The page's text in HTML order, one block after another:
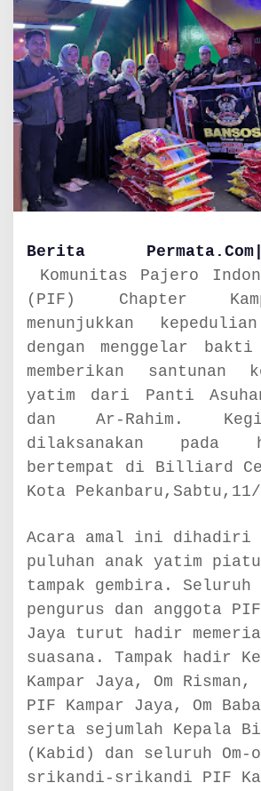
r
b
a
g
i
K
e
b
a
h
a
n
w
a
k
t
S
s
a
l
(
e
n
r
i
k
r
Berita
Komunitas Pajero
(PIF) Chapter
menunjukkan
dengan menggelar
memberikan santunan
yatim dari Panti Asuhan
dan Ar-Rahim.
dilaksanakan
bertempat di Billiard
Kota
Acara amal ini dihadiri
puluhan anak yatim
tampak gembira.
pengurus dan anggota PIF
Jaya turut hadir
suasana. Tampak hadir
Kampar Jaya, Om
PIF Kampar Jaya, Om Baba
serta sejumlah Kepala
(Kabid) dan seluruh Om-
srikandi-srikandi PIF